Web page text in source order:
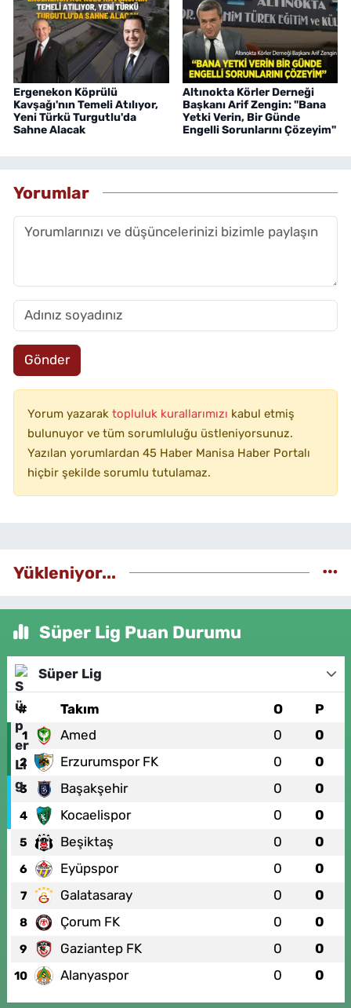
Ergenekon Köprülü
Kavşağı'nın Temeli Atılıyor,
Yeni Türkü Turgutlu'da
Sahne Alacak
Altınokta Körler Derneği
Başkanı Arif Zengin: "Bana
Yetki Verin, Bir Günde
Engelli Sorunlarını Çözeyim"
Yorumlar
Gönder
Yorum yazarak topluluk kurallarımızı kabul etmiş
bulunuyor ve tüm sorumluluğu üstleniyorsunuz.
Yazılan yorumlardan 45 Haber Manisa Haber Portalı
hiçbir şekilde sorumlu tutulamaz.
Yükleniyor...
Süper Lig Puan Durumu
Süper Lig
# Takım O P
1 Amed 0 0
2 Erzurumspor FK 0 0
3 Başakşehir 0 0
4 Kocaelispor 0 0
5 Beşiktaş 0 0
6 Eyüpspor 0 0
7 Galatasaray 0 0
8 Çorum FK 0 0
9 Gaziantep FK 0 0
10 Alanyaspor 0 0